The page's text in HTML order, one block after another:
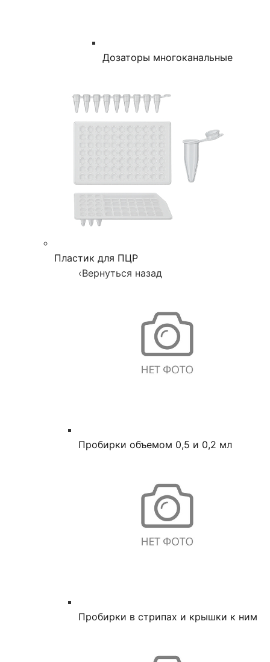
Дозаторы многоканальные
Пластик для ПЦР
‹Вернуться назад
Пробирки объемом 0,5 и 0,2 мл
Пробирки в стрипах и крышки к ним